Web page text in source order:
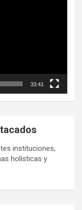
33:41
instituciones,
holísticas y